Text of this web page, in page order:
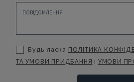
Будь ласка ПОЛІТИКА
ТА УМОВИ ПРИДБАННЯ і УМОВИ